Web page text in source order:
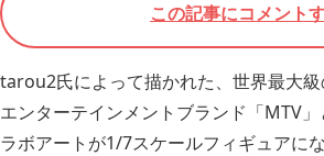
この記事にコメント
tarou2氏によって描かれた、世界最大
エンターテインメントブランド「MTV
ラボアートが1/7スケールフィギュアに